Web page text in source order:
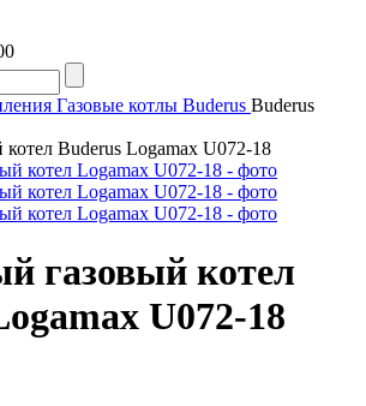
Газовые котлы Buderus Buderus
Buderus Logamax U072-18
газовый котел
U072-18